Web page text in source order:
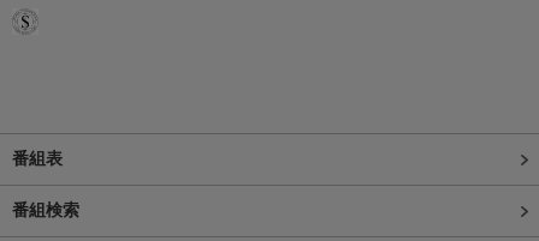
番組表
番組検索